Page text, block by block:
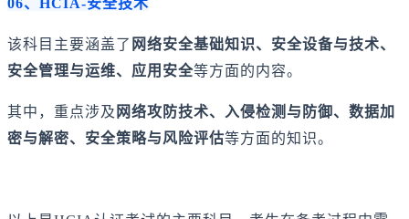
该科目主要涵盖了 网络安全基础知识、安全设备与技术、
安全管理与运维、应用安全等方面的内容。
其中，重点涉及 网络攻防技术、入侵检测与防御、数据加
密与解密、安全策略与风险评估等方面的知识。